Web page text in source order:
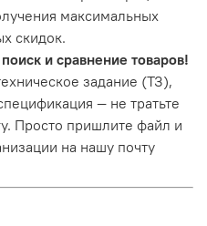
максимальных
скидок.
и сравнение товаров!
задание (ТЗ),
— не тратьте
Просто пришлите файл и
на нашу почту